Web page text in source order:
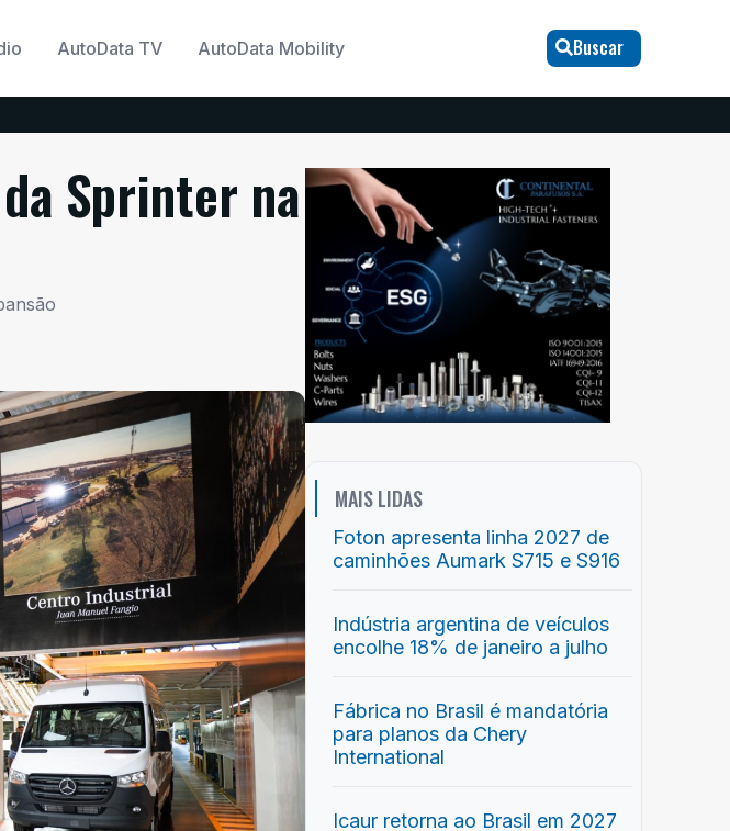
AutoData TV AutoData Mobility Buscar
Sprinter na
MAIS LIDAS
Foton apresenta linha 2027 de
caminhões Aumark S715 e S916
Indústria argentina de veículos
encolhe 18% de janeiro a julho
Fábrica no Brasil é mandatória
para planos da Chery
International
Icaur retorna ao Brasil em 2027